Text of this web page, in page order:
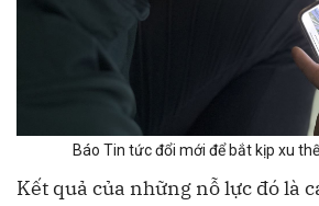
Báo Tin tức đổi mới để bắt kịp xu
Kết quả của những nỗ lực đó là